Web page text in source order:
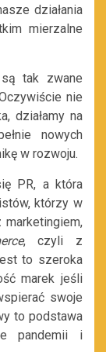
działania
mierzalne
są tak zwane
nie
działamy na
nowych
w rozwoju.
PR, a która
którzy w
, czyli z
to szeroka
marek jeśli
swoje
to podstawa
pandemii i